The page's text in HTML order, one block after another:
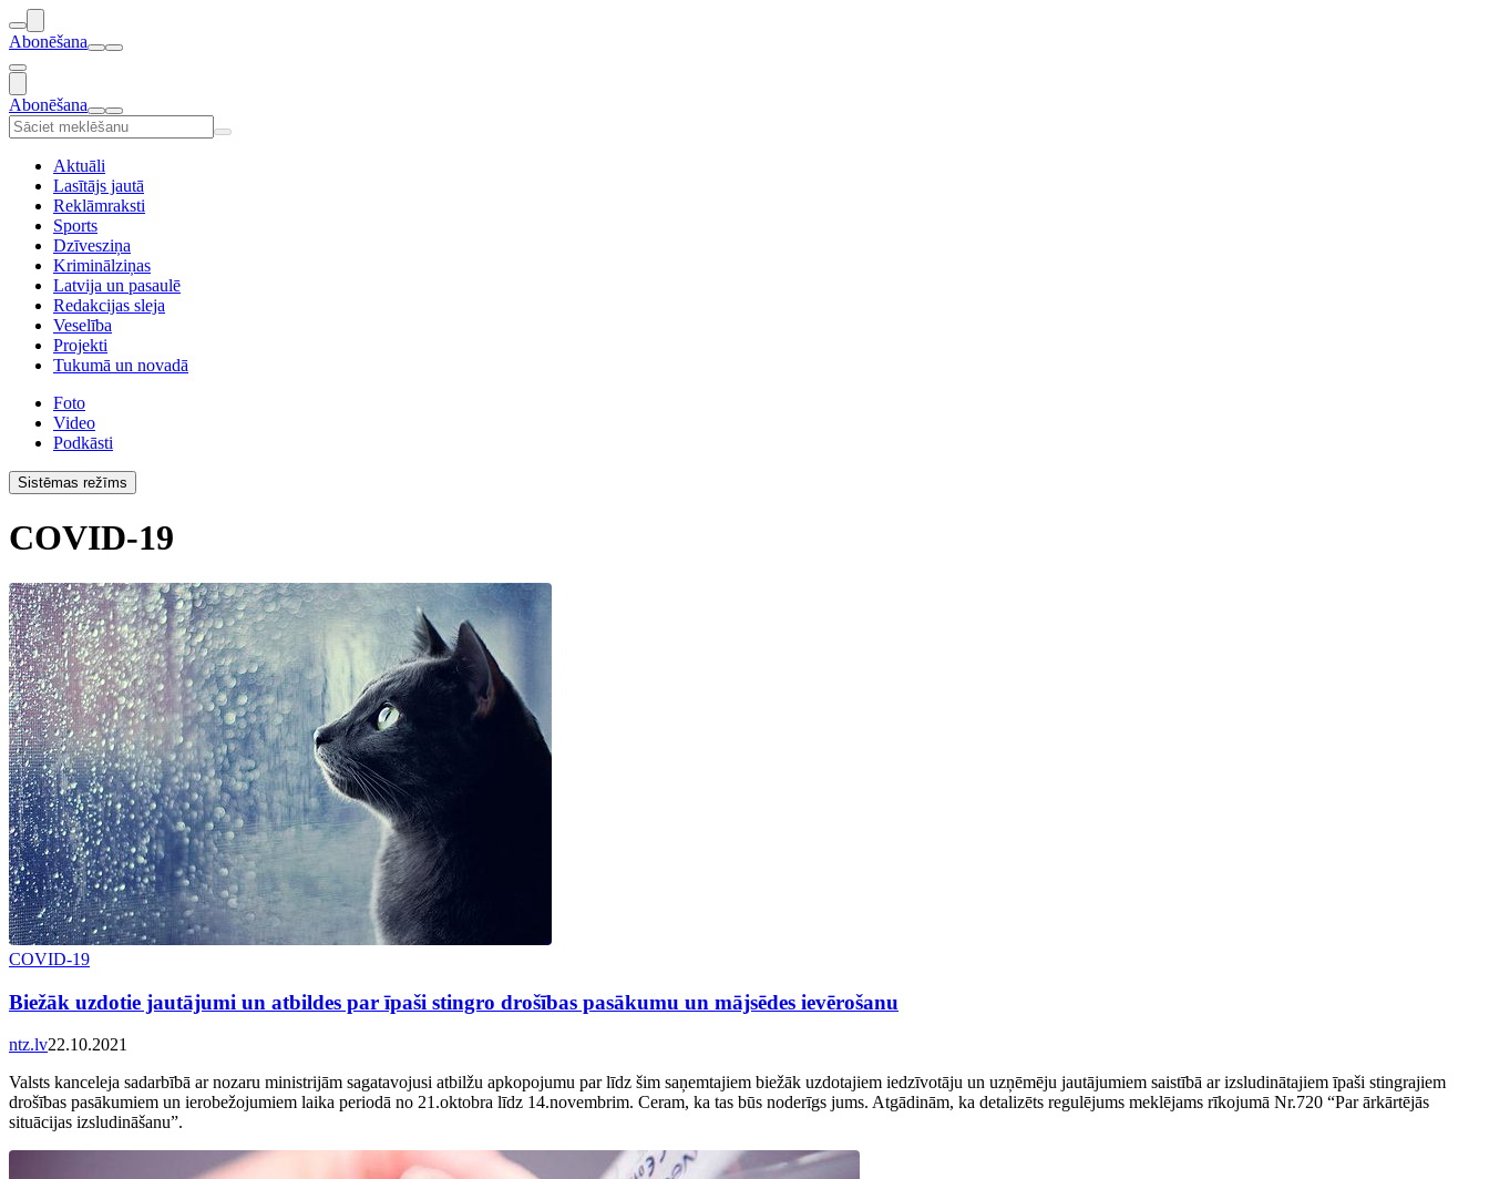
Abonēšana
Abonēšana
Aktuāli
Lasītājs jautā
Reklāmraksti
Sports
Dzīvesziņa
Kriminālziņas
Latvija un pasaulē
Redakcijas sleja
Veselība
Projekti
Tukumā un novadā
Foto
Video
Podkāsti
Sistēmas režīms
COVID-19
COVID-19
Biežāk uzdotie jautājumi un atbildes par īpaši stingro drošības pasākumu un mājsēdes ievērošanu
ntz.lv22.10.2021
Valsts kanceleja sadarbībā ar nozaru ministrijām sagatavojusi atbilžu apkopojumu par līdz šim saņemtajiem biežāk uzdotajiem iedzīvotāju un uzņēmēju jautājumiem saistībā ar izsludinātajiem īpaši stingrajiem
drošības pasākumiem un ierobežojumiem laika periodā no 21.oktobra līdz 14.novembrim. Ceram, ka tas būs noderīgs jums. Atgādinām, ka detalizēts regulējums meklējams rīkojumā Nr.720 “Par ārkārtējās
situācijas izsludināšanu”.